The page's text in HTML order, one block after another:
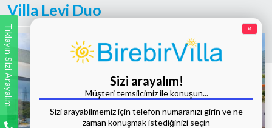
Villa Levi Duo
Tıklayın Sizi Arayalım ×
Sizi arayalım!
Müşteri temsilcimiz ile konuşun...
Sizi arayabilmemiz için telefon numaranızı girin ve ne
zaman konuşmak istediğinizi seçin